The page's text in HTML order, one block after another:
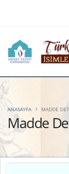
Madde
ANASAYFA MADDE